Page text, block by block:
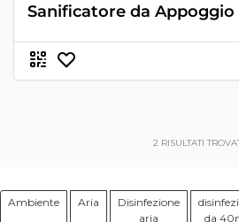
Sanificatore da
2 RISULTATI
Ambiente Aria
Disinfezione
aria
da